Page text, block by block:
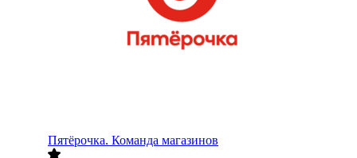
Пятёрочка. Команда магазинов